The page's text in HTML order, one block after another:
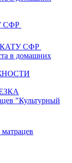
СФР
СФР
в домашних
"Культурный